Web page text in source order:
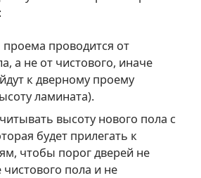
проводится от
а не от чистового, иначе
к дверному проему
ламината).
высоту нового пола с
будет прилегать к
чтобы порог дверей не
пола и не